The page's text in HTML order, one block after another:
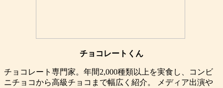
チョコレートくん
チョコレート専門家。年間2,000種類以上を実食し、コンビ
ニチョコから高級チョコまで幅広く紹介。 メディア出演や